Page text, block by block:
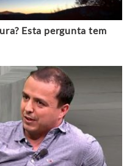
Esta pergunta tem